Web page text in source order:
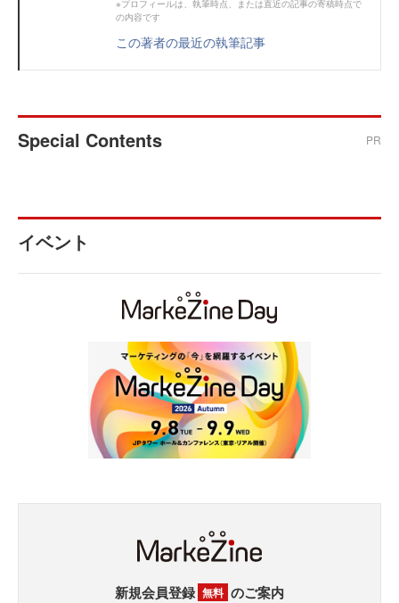
※プロフィールは、執筆時点、または直近の記事の寄稿時点で
の内容です
この著者の最近の執筆記事
Special Contents PR
イベント
新規会員登録 無料 のご案内